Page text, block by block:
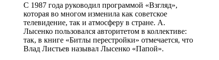
С 1987 года руководил программой «Взгляд»,
которая во многом изменила как советское
телевидение, так и атмосферу в стране. А.
Лысенко пользовался авторитетом в коллективе:
так, в книге «Битлы перестройки» отмечается, что
Влад Листьев называл Лысенко «Папой».